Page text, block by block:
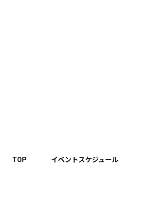
TOP イベントスケジュール